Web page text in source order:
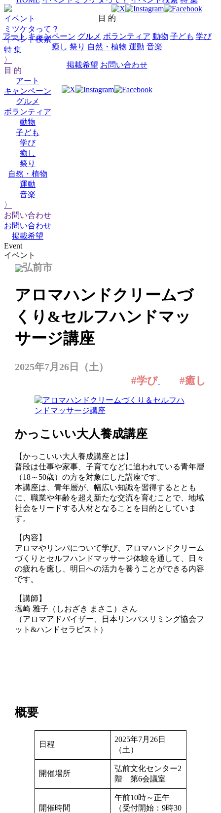
イベント
ミツケタって？
イベント検索
特 集
〉
目 的
アート
キャンペーン
グルメ
ボランティア
動物
子ども
学び
癒し
祭り
自然・植物
運動
音楽
〉
お問い合わせ
お問い合わせ
掲載希望
目 的
アート キャンペーン グルメ ボランティア 動物 子ども 学び
癒し 祭り 自然・植物 運動 音楽
掲載希望 お問い合わせ
Event
イベント
弘前市
アロマハンドクリームづ
くり&セルフハンドマッ
サージ講座
2025年7月26日（土）
#学び #癒し
かっこいい大人養成講座
【かっこいい大人養成講座とは】
普段は仕事や家事、子育てなどに追われている青年層
（18～50歳）の方を対象にした講座です。
本講座は、青年層が、幅広い知識を習得するととも
に、職業や年齢を超え新たな交流を育むことで、地域
社会をリードする人材となることを目的としていま
す。
【内容】
アロマやリンパについて学び、アロマハンドクリーム
づくりとセルフハンドマッサージ体験を通して、日々
の疲れを癒し、明日への活力を養うことができる内容
です。
【講師】
塩崎 雅子（しおざき まさこ）さん
（アロマアドバイザー、日本リンパスリミング協会フ
ット&ハンドセラピスト）
概要
日程
2025年7月26日
（土）
開催場所
弘前文化センター2
階 第6会議室
開催時間
午前10時～正午
（受付開始：9時30